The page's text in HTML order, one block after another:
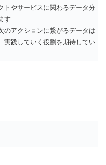
トやサービスに関わるデータ分
す
のアクションに繋がるデータは
実践していく役割を期待してい